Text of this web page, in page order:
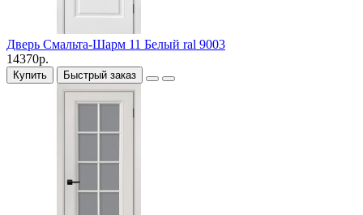
Дверь Смальта-Шарм 11 Белый ral 9003
14370р.
Купить Быстрый заказ